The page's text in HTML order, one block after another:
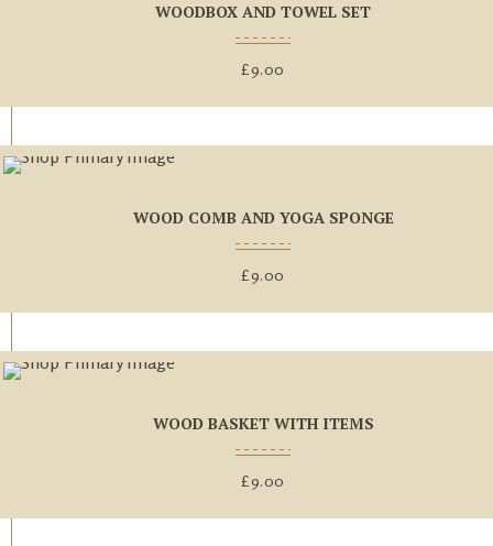
WOODBOX AND TOWEL SET
£9.00
WOOD COMB AND YOGA SPONGE
£9.00
WOOD BASKET WITH ITEMS
£9.00